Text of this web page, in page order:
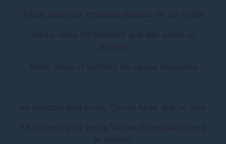
Adiós, hacia los verdes profundos de sus valles
Adiós, hacia los bosques que dan sobre un
abismo
Adiós, hacia el torrente de caudal imparable
Mi corazón está en las Tierras Altas, que no aquí
Mi corazón está en las Tierras Altas dando caza
al venado